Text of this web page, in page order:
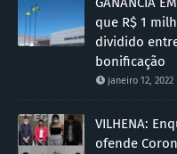
que R$ 1
dividido
bonificação
janeiro 12, 2022
VILHENA:
ofende